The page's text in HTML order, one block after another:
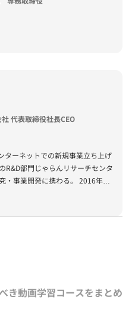
代表取締役社長CEO
ターネットでの新規事業立ち上げ
R&D部門じゃらんリサーチセンタ
・事業開発に携わる。 2016年7
るべく2016年7月、WAmazing
ロナ禍期間中を乗り越え257名
の再興・地方創生を実現するプ
戦中。
き動画学習コースをまとめ